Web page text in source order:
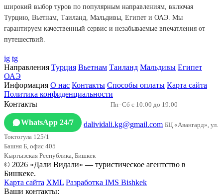
широкий выбор туров по популярным направлениям, включая
Турцию, Вьетнам, Таиланд, Мальдивы, Египет и ОАЭ. Мы
гарантируем качественный сервис и незабываемые впечатления от
путешествий.
ig tg
Направления Турция Вьетнам Таиланд Мальдивы Египет
ОАЭ
Информация О нас Контакты Способы оплаты Карта сайта
Политика конфиденциальности
Контакты
Пн–Сб с 10:00 до 19:00
WhatsApp 24/7 dalividali.kg@gmail.com БЦ «Авангард», ул.
Токтогула 125/1
Башня Б, офис 405
Кыргызская Республика, Бишкек
© 2026 «Дали Видали» — туристическое агентство в
Бишкеке.
Карта сайта XML Разработка IMS Bishkek
Ваши контакты: